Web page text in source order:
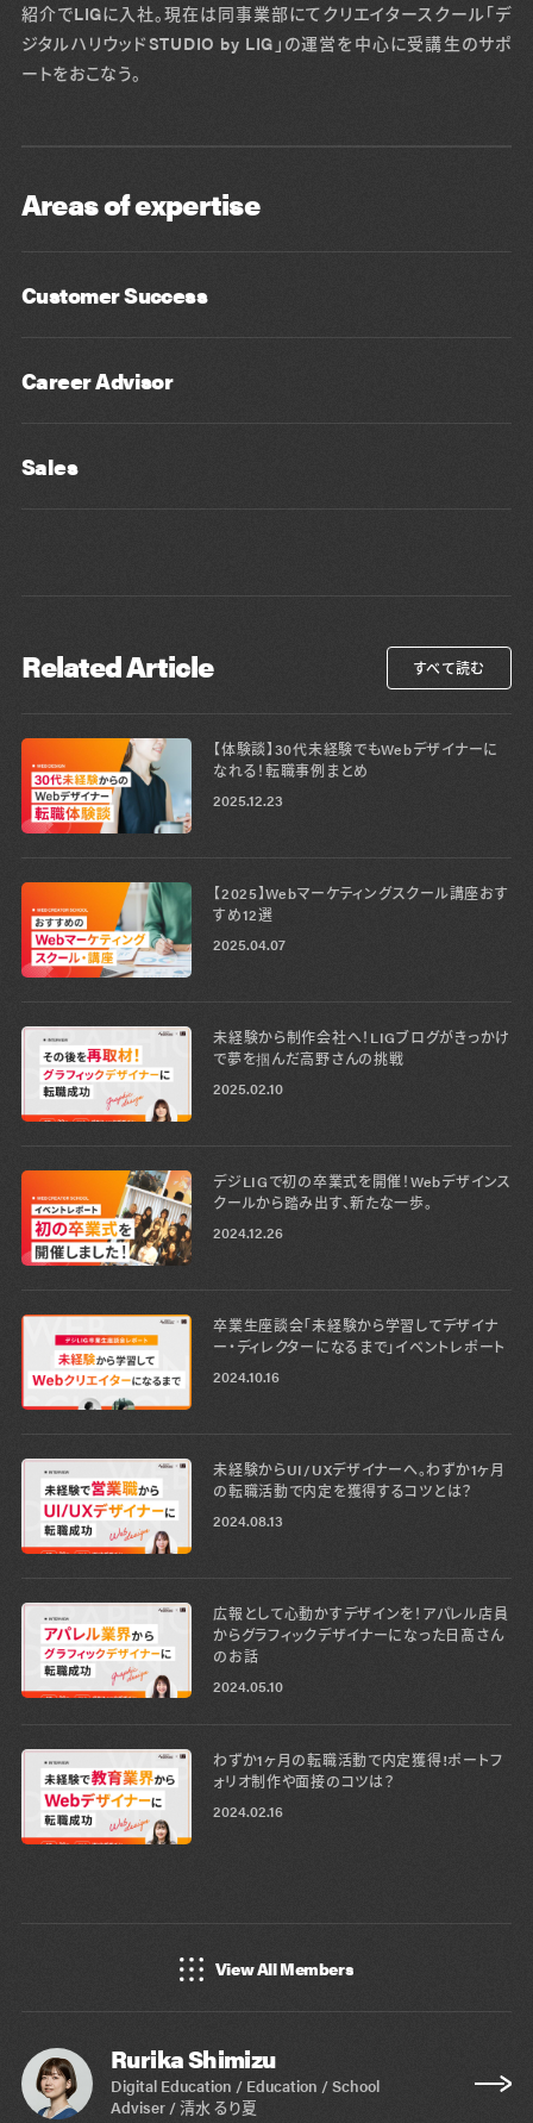
紹介でLIGに入社。現在は同事業部にてクリエイタースクール「デ
ジタルハリウッドSTUDIO by LIG」の運営を中心に受講生のサポ
ートをおこなう。
Areas of expertise
Customer Success
Career Advisor
Sales
Related Article すべて読む
【体験談】30代未経験でもWebデザイナーに
なれる！転職事例まとめ
2025.12.23
【2025】Webマーケティングスクール講座おす
すめ12選
2025.04.07
未経験から制作会社へ！LIGブログがきっかけ
で夢を掴んだ高野さんの挑戦
2025.02.10
デジLIGで初の卒業式を開催！Webデザインス
クールから踏み出す、新たな一歩。
2024.12.26
卒業生座談会「未経験から学習してデザイナ
ー・ディレクターになるまで」イベントレポート
2024.10.16
未経験からUI/UXデザイナーへ。わずか1ヶ月
の転職活動で内定を獲得するコツとは？
2024.08.13
広報として心動かすデザインを！アパレル店員
からグラフィックデザイナーになった日髙さん
のお話
2024.05.10
わずか1ヶ月の転職活動で内定獲得!ポートフ
ォリオ制作や面接のコツは？
2024.02.16
View All Members
Rurika Shimizu
Digital Education / Education / School
Adviser / 清水 るり夏